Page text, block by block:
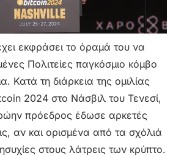
εκφράσει το όραμά του να
Πολιτείες παγκόσμιο κόμβο
Κατά τη διάρκεια της ομιλίας
2024 στο Νάσβιλ του Τενεσί,
πρόεδρος έδωσε αρκετές
αν και ορισμένα από τα σχόλιά
στους λάτρεις των κρύπτο.